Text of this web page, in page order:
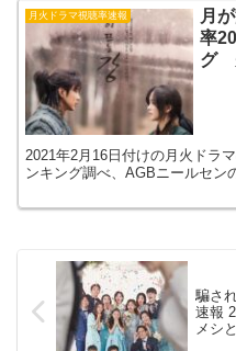
月火ドラマ視聴率速報
月
率
グ
2021年2月16日付けの月火ドラ
ンキング調べ、AGBニールセン
騙さ
速報
メシ